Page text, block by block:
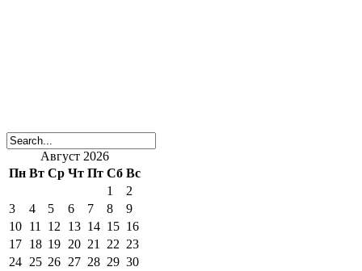
Август 2026
Пн Вт Ср Чт Пт Сб Вс
1
2
3
4 5 6 7 8
9
10 11 12 13 14 15 16
17 18 19 20 21 22 23
24 25 26 27 28 29 30